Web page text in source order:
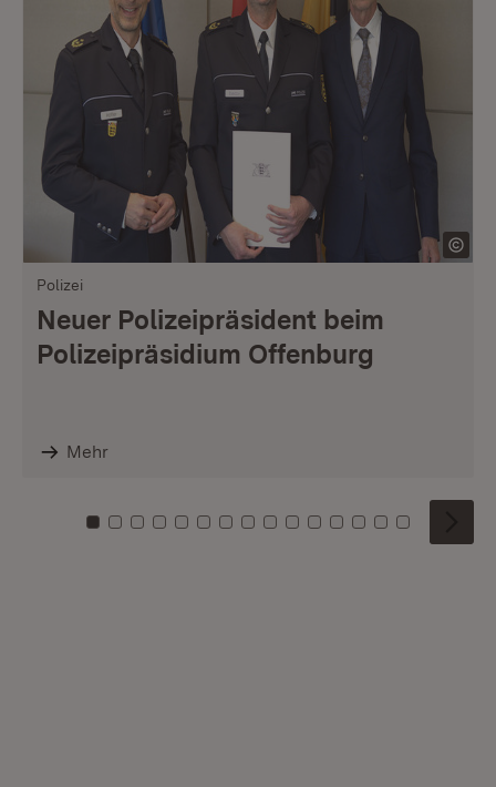
Polizei
Neuer Polizeipräsident beim
Polizeipräsidium Offenburg
Mehr
Zu Kachel: 0
Zu Kachel: 1
Zu Kachel: 2
Zu Kachel: 3
Zu Kachel: 4
Zu Kachel: 5
Zu Kachel: 6
Zu Kachel: 7
Zu Kachel: 8
Zu Kachel: 9
Zu Kachel: 10
Zu Kachel: 11
Zu Kachel: 12
Zu Kachel:
Zu